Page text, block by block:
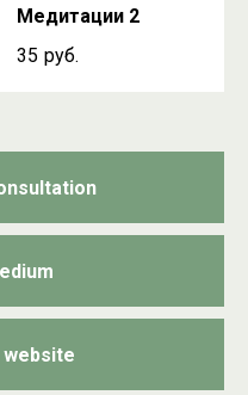
Медитации 2
35 руб.
website